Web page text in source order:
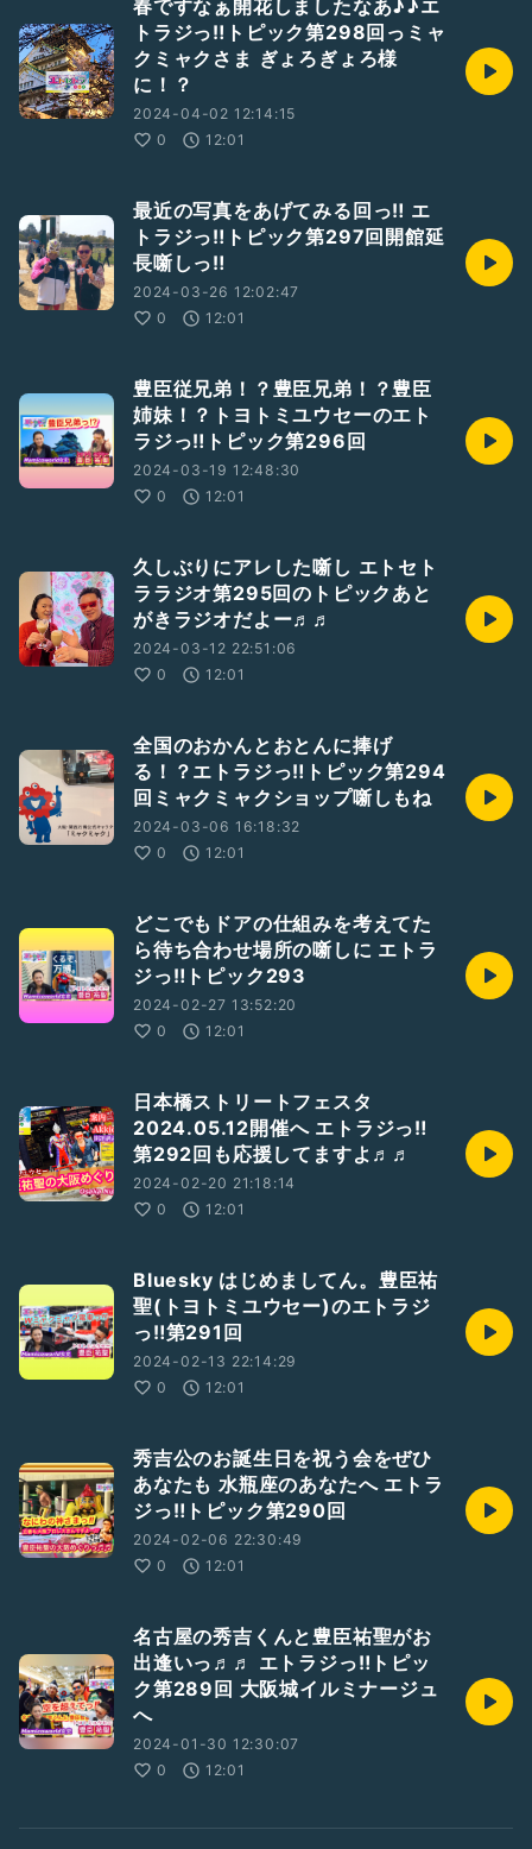
春ですなぁ開花しましたなあ♪♪エ
トラジっ‼︎トピック第298回っミャ
クミャクさま ぎょろぎょろ様
に！？
2024-04-02 12:14:15
0
12:01
最近の写真をあげてみる回っ‼︎ エ
トラジっ‼︎トピック第297回開館延
長噺しっ‼︎
2024-03-26 12:02:47
0
12:01
豊臣従兄弟！？豊臣兄弟！？豊臣
姉妹！？トヨトミユウセーのエト
ラジっ‼︎トピック第296回
2024-03-19 12:48:30
0
12:01
久しぶりにアレした噺し エトセト
ララジオ第295回のトピックあと
がきラジオだよー♬♬
2024-03-12 22:51:06
0
12:01
全国のおかんとおとんに捧げ
る！？エトラジっ‼︎トピック第294
回ミャクミャクショップ噺しもね
2024-03-06 16:18:32
0
12:01
どこでもドアの仕組みを考えてた
ら待ち合わせ場所の噺しに エトラ
ジっ‼︎トピック293
2024-02-27 13:52:20
0
12:01
日本橋ストリートフェスタ
2024.05.12開催へ エトラジっ‼︎
第292回も応援してますよ♬♬
2024-02-20 21:18:14
0
12:01
Bluesky はじめましてん。豊臣祐
聖(トヨトミユウセー)のエトラジ
っ‼︎第291回
2024-02-13 22:14:29
0
12:01
秀吉公のお誕生日を祝う会をぜひ
あなたも 水瓶座のあなたへ エトラ
ジっ‼︎トピック第290回
2024-02-06 22:30:49
0
12:01
名古屋の秀吉くんと豊臣祐聖がお
出逢いっ♬♬ エトラジっ‼︎トピッ
ク第289回 大阪城イルミナージュ
へ
2024-01-30 12:30:07
0
12:01